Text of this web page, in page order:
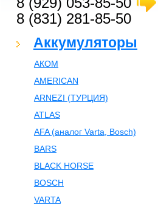
8 (831) 281-85-50
Аккумуляторы
АКОМ
AMERICAN
ARNEZI (ТУРЦИЯ)
ATLAS
AFA (аналог Varta, Bosch)
BARS
BLACK HORSE
BOSCH
VARTA